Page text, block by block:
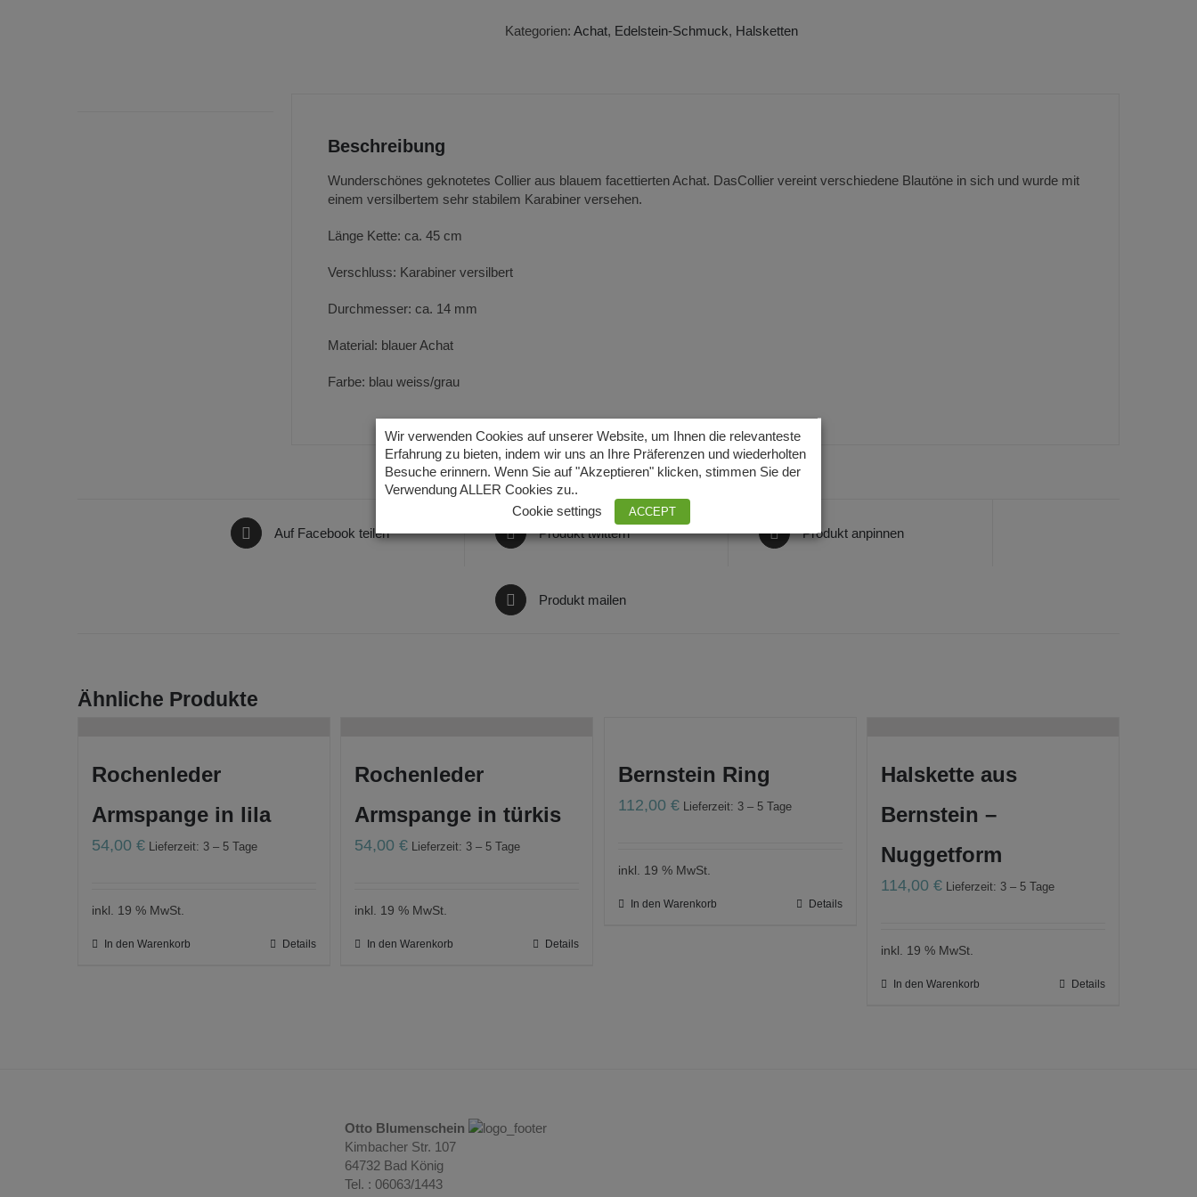
Menge
Kategorien: Achat, Edelstein-Schmuck, Halsketten
Beschreibung
Wunderschönes geknotetes Collier aus blauem facettierten Achat. DasCollier vereint verschiedene Blautöne in sich und wurde mit
einem versilbertem sehr stabilem Karabiner versehen.
Länge Kette: ca. 45 cm
Verschluss: Karabiner versilbert
Durchmesser: ca. 14 mm
Material: blauer Achat
Farbe: blau weiss/grau
Auf Facebook teilen Produkt twittern Produkt anpinnen
Produkt mailen
Ähnliche Produkte
Rochenleder
Armspange in lila
54,00 € Lieferzeit: 3 – 5 Tage
inkl. 19 % MwSt.
In den Warenkorb Details
Rochenleder
Armspange in türkis
54,00€ Lieferzeit: 3 – 5 Tage
inkl. 19 % MwSt.
In den Warenkorb Details
Bernstein Ring
112,00 € Lieferzeit: 3 – 5 Tage
inkl. 19 % MwSt.
In den Warenkorb Details
Halskette aus
Bernstein –
Nuggetform
114,00€ Lieferzeit: 3 – 5 Tage
inkl. 19 % MwSt.
In den Warenkorb Details
Otto Blumenschein
Kimbacher Str. 107
64732 Bad König
Tel. : 06063/1443
Wir verwenden Cookies auf unserer Website, um Ihnen die relevanteste
Erfahrung zu bieten, indem wir uns an Ihre Präferenzen und wiederholten
Besuche erinnern. Wenn Sie auf "Akzeptieren" klicken, stimmen Sie der
Verwendung ALLER Cookies zu..
Cookie settings
ACCEPT